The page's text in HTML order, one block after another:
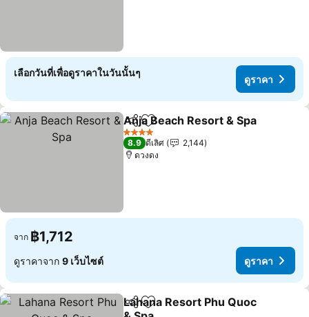
เลือกวันที่เพื่อดูราคาในวันนั้นๆ
ดูราคา
แชร์ เพิ่มในรายการโปรด
Anja Beach Resort & Spa
4 ดาว
8.9 ดีเลิศ
2,144
ดวงดง
จาก ฿1,712
ดูราคาจาก 9 เว็บไซต์ ดูราคา
แชร์ เพิ่มในรายการโปรด
Lahana Resort Phu Quoc